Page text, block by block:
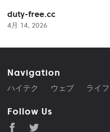
duty-free.cc
4月 14, 2026
Navigation
ハイテク ウェブ ライフ
Follow Us